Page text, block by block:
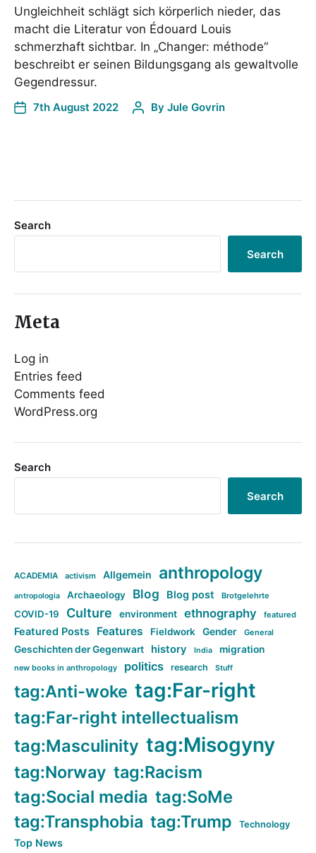
Ungleichheit schlägt sich körperlich nieder, das
macht die Literatur von Édouard Louis
schmerzhaft sichtbar. In „Changer: méthode“
beschreibt er seinen Bildungsgang als gewaltvolle
Gegendressur.
7th August 2022 By Jule Govrin
Search
Search
Meta
Log in
Entries feed
Comments feed
WordPress.org
Search
Search
ACADEMIA activism Allgemein anthropology
antropologia Archaeology Blog Blog post Brotgelehrte
COVID-19 Culture environment ethnography featured
Featured Posts Features Fieldwork Gender General
Geschichten der Gegenwart history India migration
new books in anthropology politics research Stuff
tag:Anti-woke tag:Far-right
tag:Far-right intellectualism
tag:Masculinity tag:Misogyny
tag:Norway tag:Racism
tag:Social media tag:SoMe
tag:Transphobia tag:Trump Technology
Top News